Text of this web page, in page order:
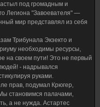
под громадным и
Легиона "Завоевателя" —
мир представлял из себя
Трибунала Экзекто и
необходимы ресурсы,
на своем пути! Это не первый
- надрывался
руками.
прав, подумал Крюгер,
становимся палачами,
а не нужда. Астартес